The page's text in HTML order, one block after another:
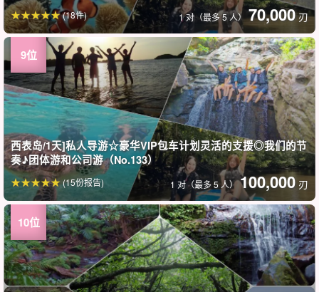
1 对（最多 5 人）70,000 刃
(18件)
西表岛/1天]私人导游☆豪华VIP包车计划灵活的支援◎我们的节
奏♪团体游和公司游（No.133）
1 对（最多 5 人）100,000 刃
(15份报告)